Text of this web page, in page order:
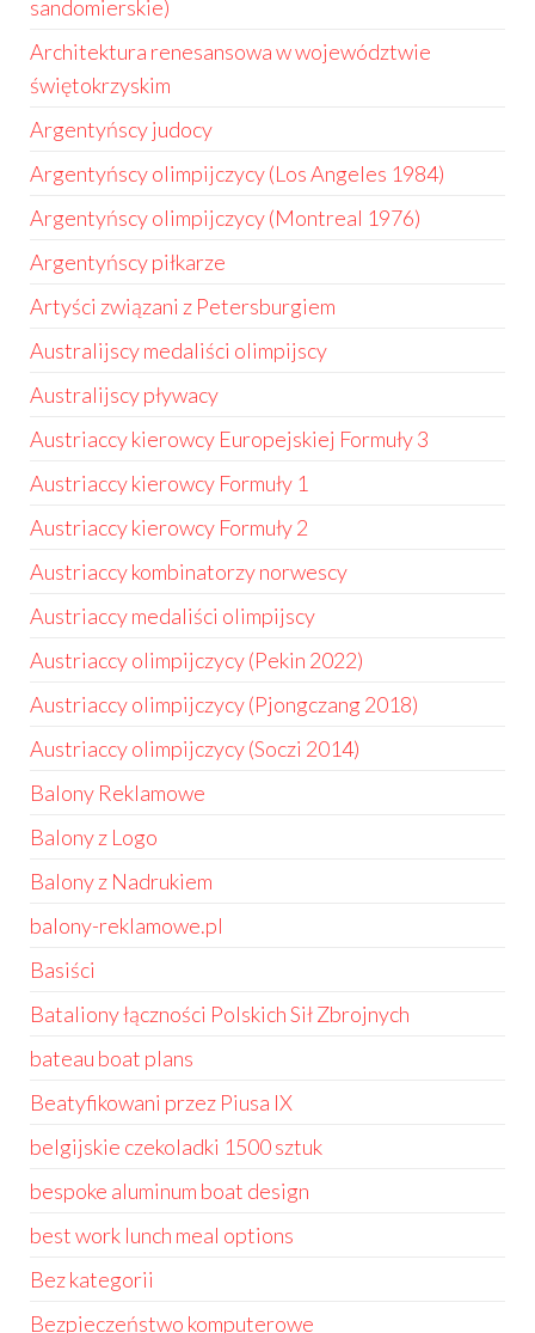
sandomierskie)
Architektura renesansowa w województwie
świętokrzyskim
Argentyńscy judocy
Argentyńscy olimpijczycy (Los Angeles 1984)
Argentyńscy olimpijczycy (Montreal 1976)
Argentyńscy piłkarze
Artyści związani z Petersburgiem
Australijscy medaliści olimpijscy
Australijscy pływacy
Austriaccy kierowcy Europejskiej Formuły 3
Austriaccy kierowcy Formuły 1
Austriaccy kierowcy Formuły 2
Austriaccy kombinatorzy norwescy
Austriaccy medaliści olimpijscy
Austriaccy olimpijczycy (Pekin 2022)
Austriaccy olimpijczycy (Pjongczang 2018)
Austriaccy olimpijczycy (Soczi 2014)
Balony Reklamowe
Balony z Logo
Balony z Nadrukiem
balony-reklamowe.pl
Basiści
Bataliony łączności Polskich Sił Zbrojnych
bateau boat plans
Beatyfikowani przez Piusa IX
belgijskie czekoladki 1500 sztuk
bespoke aluminum boat design
best work lunch meal options
Bez kategorii
Bezpieczeństwo komputerowe